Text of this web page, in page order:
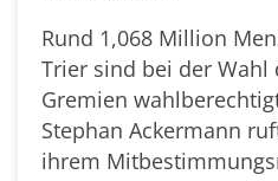
Rund 1,068 Million
Trier sind bei der Wahl
Gremien
Stephan Ackermann
ihrem